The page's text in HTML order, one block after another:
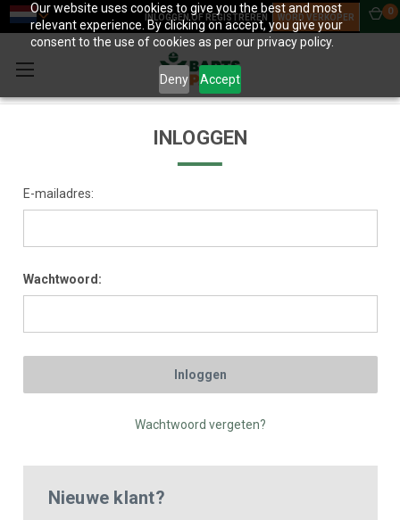
Our website uses cookies to give you the best and most
relevant experience. By clicking on accept, you give your
consent to the use of cookies as per our privacy policy.
Deny Accept
INLOGGEN OF REGISTREREN WORD VERKOPER
0
INLOGGEN
E-mailadres:
Wachtwoord:
Wachtwoord vergeten?
Nieuwe klant?